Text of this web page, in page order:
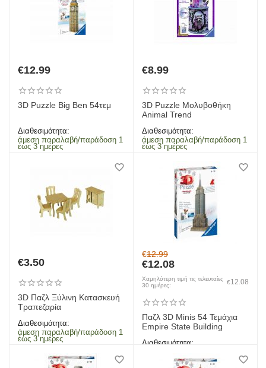
€12.99
3D Puzzle Big Ben 54τεμ
Διαθεσιμότητα:
άμεση παραλαβή/παράδοση 1
έως 3 ημέρες
€8.99
3D Puzzle Μολυβοθήκη
Animal Trend
Διαθεσιμότητα:
άμεση παραλαβή/παράδοση 1
έως 3 ημέρες
€3.50
3D Παζλ Ξύλινη Κατασκευή
Τραπεζαρία
Διαθεσιμότητα:
άμεση παραλαβή/παράδοση 1
έως 3 ημέρες
€12.99
€12.08
Χαμηλότερη τιμή τις τελευταίες
30 ημέρες:
€12.08
Παζλ 3D Minis 54 Τεμάχια
Empire State Building
Διαθεσιμότητα:
έως 3 ημέρες